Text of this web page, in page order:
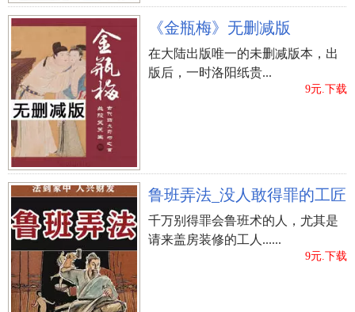
眼睛下垂
女士的双眼稍微松驰，如同小狗狗之眼，表明该
类人性情比较内向型，为人处事普攻而擅推迟，生
活的节奏一直比他人慢半拍，可是在遇见爱情后却
能展示出出现异常兴奋的热情，能一瞬间展现出爱
情火花，殊不知热情消散亦快，归属于感情观念不
断变化多端的种类。
《金瓶梅》无删减版
在大陆出版唯一的未删减版本，出
版后，一时洛阳纸贵...
9元.下载
鲁班弄法_没人敢得罪的工匠
千万别得罪会鲁班术的人，尤其是
请来盖房装修的工人......
9元.下载